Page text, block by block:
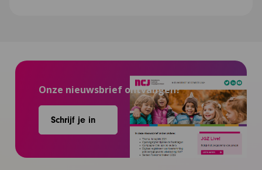
Onze nieuwsbrief ontvangen?
Schrijf je in